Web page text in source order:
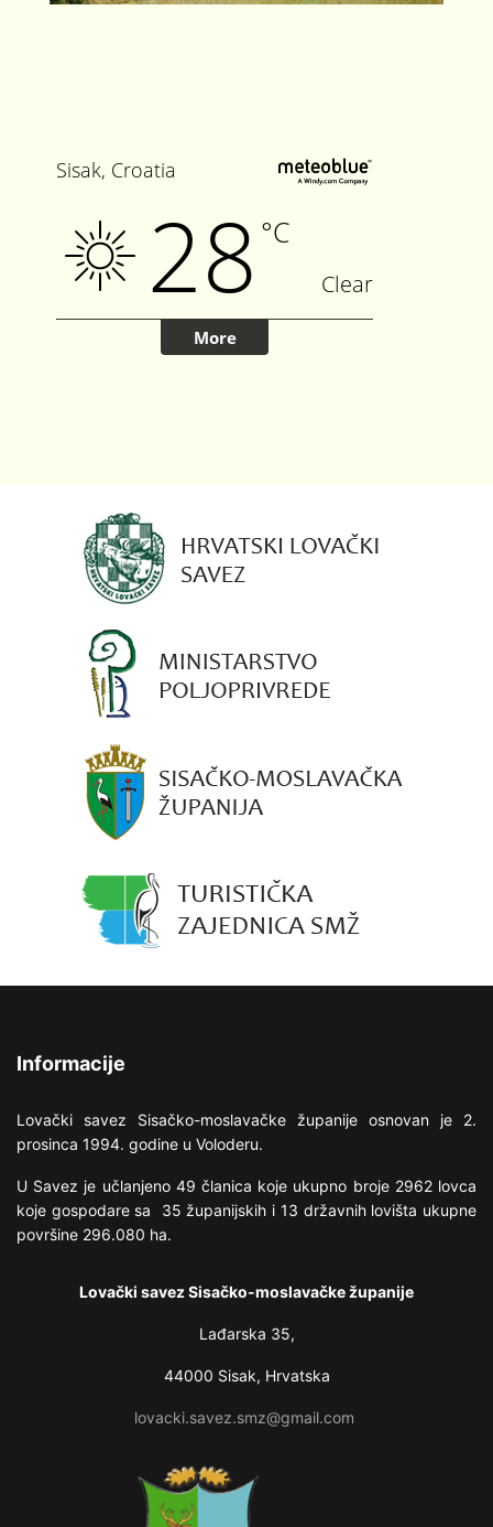
Informacije
Lovački savez Sisačko-moslavačke županije osnovan je 2.
prosinca 1994. godine u Voloderu.
U Savez je učlanjeno 49 članica koje ukupno broje 2962 lovca
koje gospodare sa 35 županijskih i 13 državnih lovišta ukupne
površine 296.080 ha.
Lovački savez Sisačko-moslavačke županije
Lađarska 35,
44000 Sisak, Hrvatska
lovacki.savez.smz@gmail.com